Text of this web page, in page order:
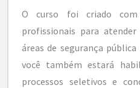
O curso foi criado
profissionais para
áreas de segurança
você também estará
processos seletivos e